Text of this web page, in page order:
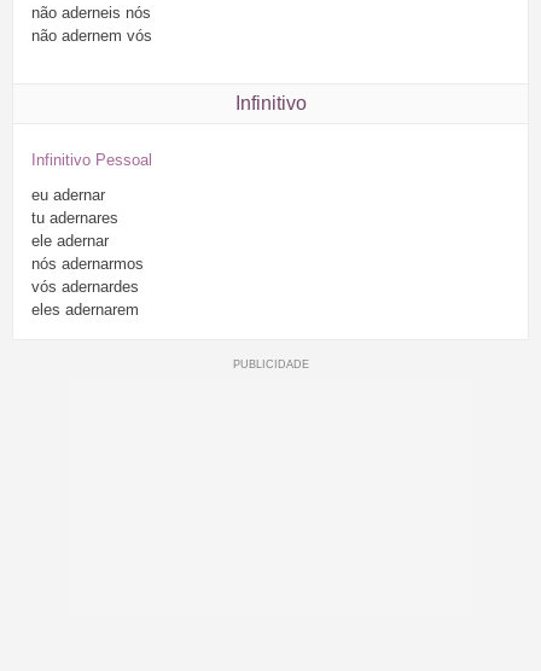
não aderneis nós
não adernem vós
Infinitivo
Infinitivo Pessoal
eu adernar
tu adernares
ele adernar
nós adernarmos
vós adernardes
eles adernarem